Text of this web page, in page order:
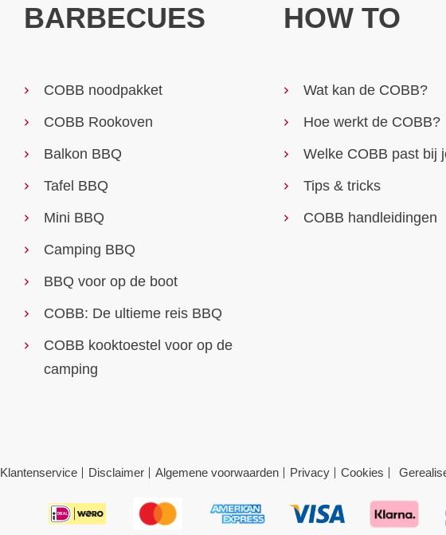
BARBECUES
COBB noodpakket
COBB Rookoven
Balkon BBQ
Tafel BBQ
Mini BBQ
Camping BBQ
BBQ voor op de boot
COBB: De ultieme reis BBQ
COBB kooktoestel voor op de
camping
HOW TO
Wat kan de COBB?
Hoe werkt de COBB?
Welke COBB past bij
Tips & tricks
COBB handleidingen
Klantenservice Disclaimer Algemene voorwaarden Privacy Cookies